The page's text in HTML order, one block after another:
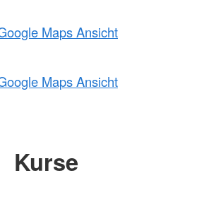
Maps Ansicht
Maps Ansicht
Kurse